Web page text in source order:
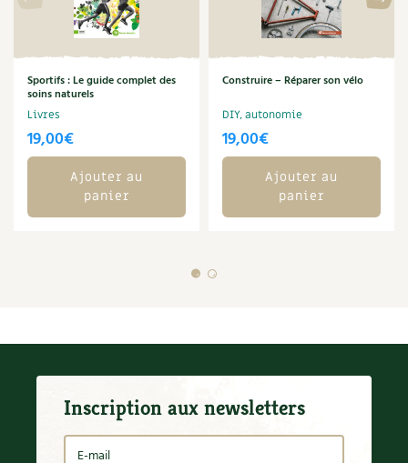
Sportifs : Le guide complet des
soins naturels
Livres
19,00€
Ajouter au
panier
Construire – Réparer son vélo
DIY, autonomie
19,00€
Ajouter au
panier
Inscription aux newsletters